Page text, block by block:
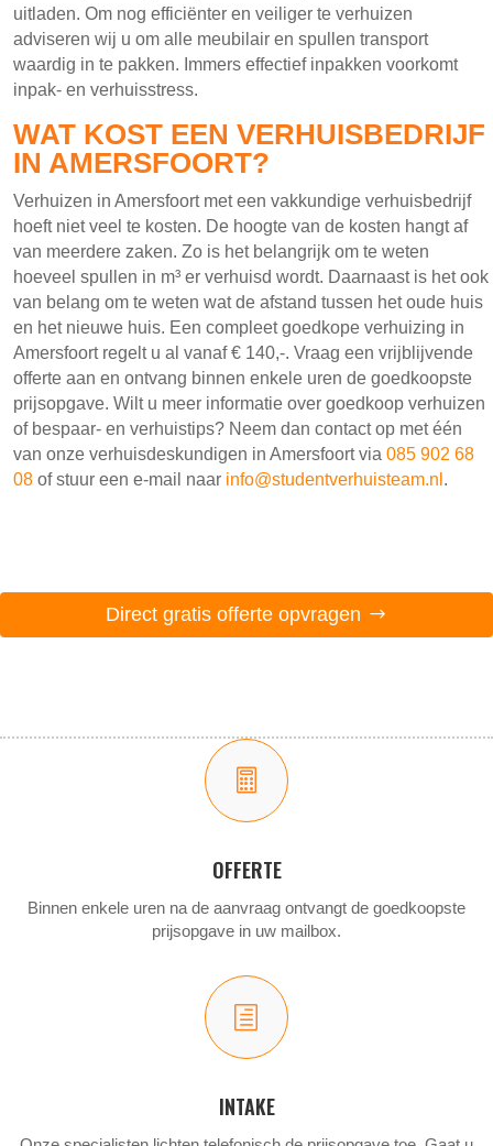
uitladen. Om nog efficiënter en veiliger te verhuizen
adviseren wij u om alle meubilair en spullen transport
waardig in te pakken. Immers effectief inpakken voorkomt
inpak- en verhuisstress.
WAT KOST EEN VERHUISBEDRIJF
IN AMERSFOORT?
Verhuizen in Amersfoort met een vakkundige verhuisbedrijf
hoeft niet veel te kosten. De hoogte van de kosten hangt af
van meerdere zaken. Zo is het belangrijk om te weten
hoeveel spullen in m³ er verhuisd wordt. Daarnaast is het ook
van belang om te weten wat de afstand tussen het oude huis
en het nieuwe huis. Een compleet goedkope verhuizing in
Amersfoort regelt u al vanaf € 140,-. Vraag een vrijblijvende
offerte aan en ontvang binnen enkele uren de goedkoopste
prijsopgave. Wilt u meer informatie over goedkoop verhuizen
of bespaar- en verhuistips? Neem dan contact op met één
van onze verhuisdeskundigen in Amersfoort via 085 902 68
08 of stuur een e-mail naar info@studentverhuisteam.nl .
Direct gratis offerte opvragen

OFFERTE
Binnen enkele uren na de aanvraag ontvangt de goedkoopste
prijsopgave in uw mailbox.
h
INTAKE